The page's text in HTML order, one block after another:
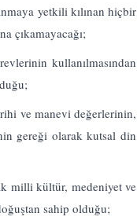
yetkili kılınan hiçbir
çıkamayacağı;
kullanılmasından
ve manevi değerlerinin,
gereği olarak kutsal din
milli kültür, medeniyet ve
sahip olduğu;